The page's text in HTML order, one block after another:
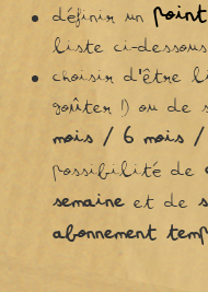
définir un
liste ci-dessous
choisir d'être
goûter !) ou de
mois / 6 mois /
possibilité de
semaineet de
abonnement